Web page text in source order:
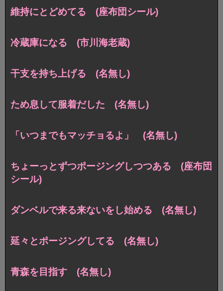
維持にとどめてる (座布団シール)
冷蔵庫になる (市川海老蔵)
干支を持ち上げる (名無し)
ため息して服着だした (名無し)
「いつまでもマッチョるよ」 (名無し)
ちょーっとずつポージングしつつある (座布団
シール)
ダンベルで来る来ないをし始める (名無し)
延々とポージングしてる (名無し)
青森を目指す (名無し)